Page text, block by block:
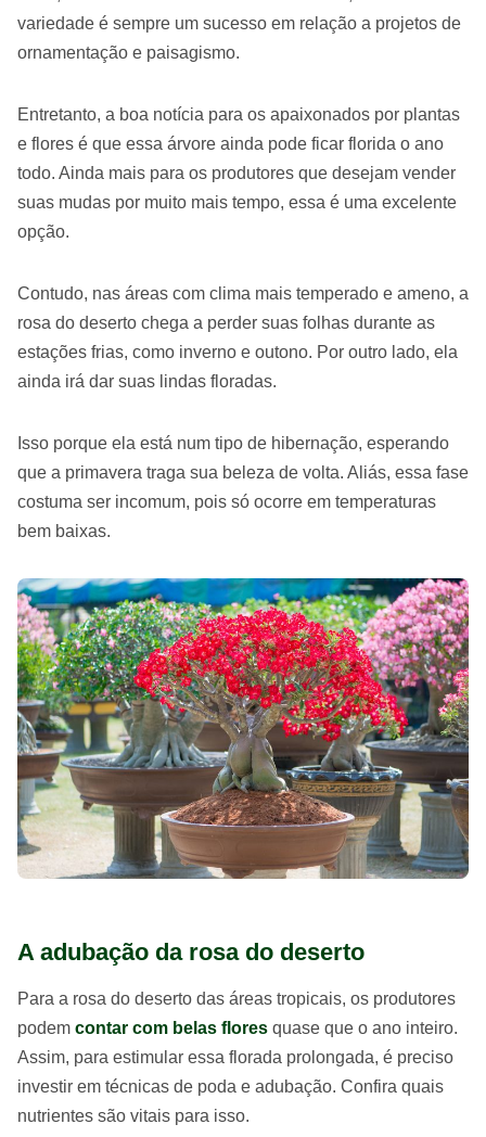
variedade é sempre um sucesso em relação a projetos de
ornamentação e paisagismo.
Entretanto, a boa notícia para os apaixonados por plantas
e flores é que essa árvore ainda pode ficar florida o ano
todo. Ainda mais para os produtores que desejam vender
suas mudas por muito mais tempo, essa é uma excelente
opção.
Contudo, nas áreas com clima mais temperado e ameno, a
rosa do deserto chega a perder suas folhas durante as
estações frias, como inverno e outono. Por outro lado, ela
ainda irá dar suas lindas floradas.
Isso porque ela está num tipo de hibernação, esperando
que a primavera traga sua beleza de volta. Aliás, essa fase
costuma ser incomum, pois só ocorre em temperaturas
bem baixas.
A adubação da rosa do deserto
Para a rosa do deserto das áreas tropicais, os produtores
podem contar com belas flores quase que o ano inteiro.
Assim, para estimular essa florada prolongada, é preciso
investir em técnicas de poda e adubação. Confira quais
nutrientes são vitais para isso.